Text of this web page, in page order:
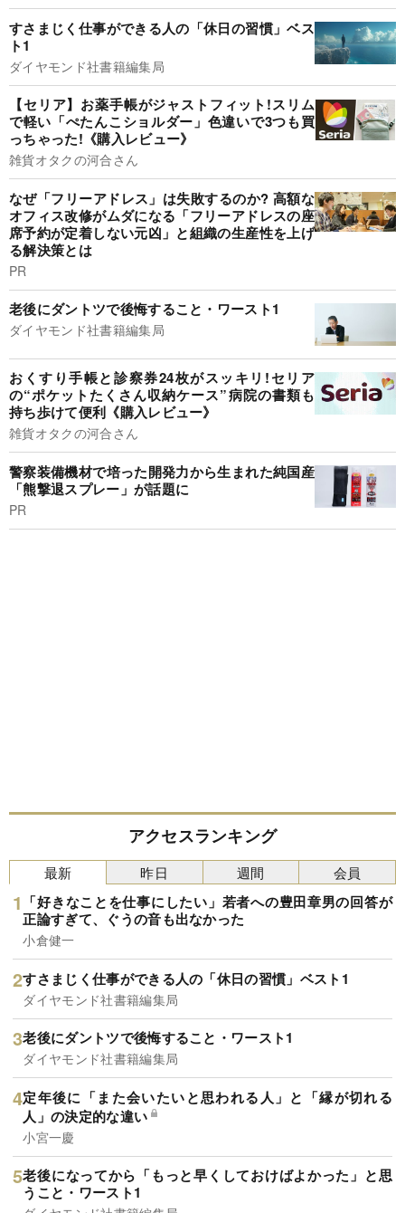
すさまじく仕事ができる人の「休日の習慣」ベス
ト1
ダイヤモンド社書籍編集局
【セリア】お薬手帳がジャストフィット!スリム
で軽い「ぺたんこショルダー」色違いで3つも買
っちゃった!《購入レビュー》
雑貨オタクの河合さん
なぜ「フリーアドレス」は失敗するのか? 高額な
オフィス改修がムダになる「フリーアドレスの座
席予約が定着しない元凶」と組織の生産性を上げ
る解決策とは
PR
老後にダントツで後悔すること・ワースト1
ダイヤモンド社書籍編集局
おくすり手帳と診察券24枚がスッキリ!セリア
の“ポケットたくさん収納ケース”病院の書類も
持ち歩けて便利《購入レビュー》
雑貨オタクの河合さん
警察装備機材で培った開発力から生まれた純国産
「熊撃退スプレー」が話題に
PR
アクセスランキング
最新
「好きなことを仕事にしたい」若者への豊田章男の回答が
正論すぎて、ぐうの音も出なかった
小倉健一
すさまじく仕事ができる人の「休日の習慣」ベスト1
ダイヤモンド社書籍編集局
老後にダントツで後悔すること・ワースト1
ダイヤモンド社書籍編集局
定年後に「また会いたいと思われる人」と「縁が切れる
人」の決定的な違い
小宮一慶
老後になってから「もっと早くしておけばよかった」と思
うこと・ワースト1
昨日 週間 会員